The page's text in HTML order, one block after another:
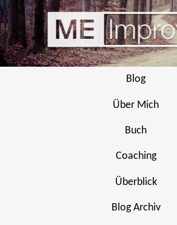
Blog
Über Mich
Buch
Coaching
Überblick
Blog Archiv